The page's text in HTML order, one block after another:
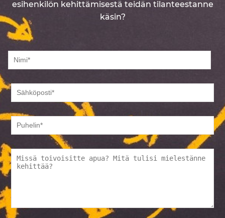
esihenkilön kehittämisestä teidän tilanteestanne
käsin?